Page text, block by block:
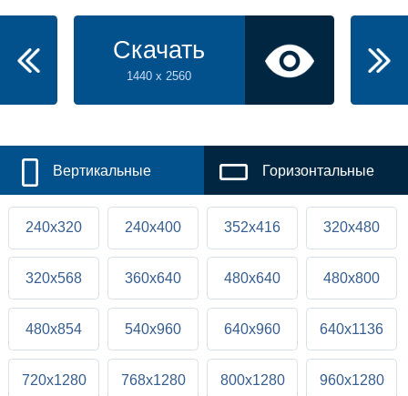
Скачать
1440 x 2560
Вертикальные Горизонтальные
240x320 240x400 352x416 320x480
320x568 360x640 480x640 480x800
480x854 540x960 640x960 640x1136
720x1280 768x1280 800x1280 960x1280